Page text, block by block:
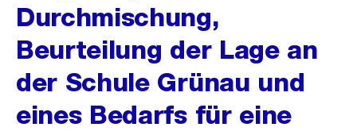
Durchmischung,
Beurteilung der Lage an
der Schule Grünau und
eines Bedarfs für eine